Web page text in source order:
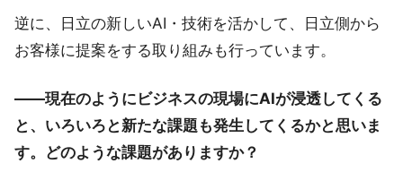
逆に、日立の新しいAI・技術を活かして、日立側から
お客様に提案をする取り組みも行っています。
――現在のようにビジネスの現場にAIが浸透してくる
と、いろいろと新たな課題も発生してくるかと思いま
す。どのような課題がありますか？